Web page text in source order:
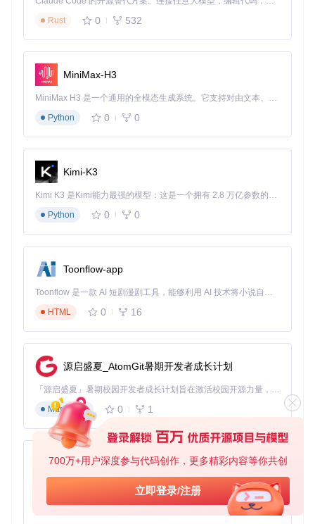
700万+用户深度参与代码创作，更多精彩内容等你共创
立即登录/注册
这个统计显示问题虽然不影响核心功能，但会影响用户对存储
节点状态的监控。Storj团队已经快速响应并修复了这个问题，
体现了开源项目对用户反馈的重视。对于分布式存储系统来
说，准确的统计信息对于容量规划和运维管理至关重要，这类
问题的及时修复有助于提升系统的整体可靠性。
storj 下载源代码
项目地址：
Rust
0 532
MiniMax-H3
MiniMax H3 是一个通用的全模态生成系统。它支持对由文本、图像、视频和音频组成的多模态上下文进行统一理解，并能生成分辨率高达 2K、时长可达 15 秒的带原生立体声音频的视频。得益于面向任务泛化的系统设计，H3 在预训练阶段就已具备广泛的多模态上下文理解与生成能力，能够出色地执行复杂的多模态指令。
Python
0 0
Kimi-K3
Kimi K3 是Kimi能力最强的模型：这是一个拥有 2.8 万亿参数的混合专家（MoE）模型，具备原生视觉理解能力，并支持 100 万 token 的上下文窗口。
Python
0 0
Toonflow-app
Toonflow 是一款 AI 短剧漫剧工具，能够利用 AI 技术将小说自动转化为剧本，并结合 AI 生成的图片和视频，实现高效的短剧创作。借助 Toonflow，可以轻松完成从文字到影像的全流程，让短剧制作变得更加智能与便捷。
HTML
0 16
源启盛夏_AtomGit暑期开发者成长计划
「源启盛夏」暑期校园开发者成长计划旨在激活校园开源力量，通过积分激励、认证扶持、资源倾斜等形式，引导高校组织和开发者完成「入驻 — 建项目 — 做贡献 — 获认证 — 得资源」的完整闭环。无论你是想带领社团入驻平台的组织者，还是希望用代码贡献证明自己的开发者，都能在这里找到属于你的成长路径。
Markdown
0 1
AionUi
免费、本地、开源的 24/7 全天候 Cowork 应用，以及适用于 Gemini CLI、Claude Code、Codex、OpenCode、Qwen Code、Goose CLI、Auggie 等的 OpenClaw | 🌟 喜欢就点star吧
TypeScript
0 6